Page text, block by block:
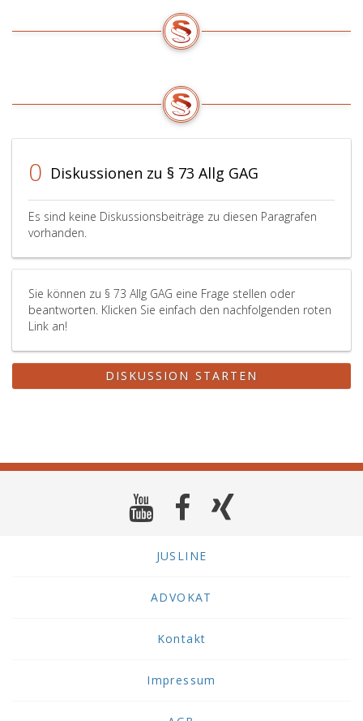
0 Diskussionen zu § 73 Allg GAG
Es sind keine Diskussionsbeiträge zu diesen Paragrafen
vorhanden.
Sie können zu § 73 Allg GAG eine Frage stellen oder
beantworten. Klicken Sie einfach den nachfolgenden roten
Link an!
DISKUSSION STARTEN
JUSLINE
ADVOKAT
Kontakt
Impressum